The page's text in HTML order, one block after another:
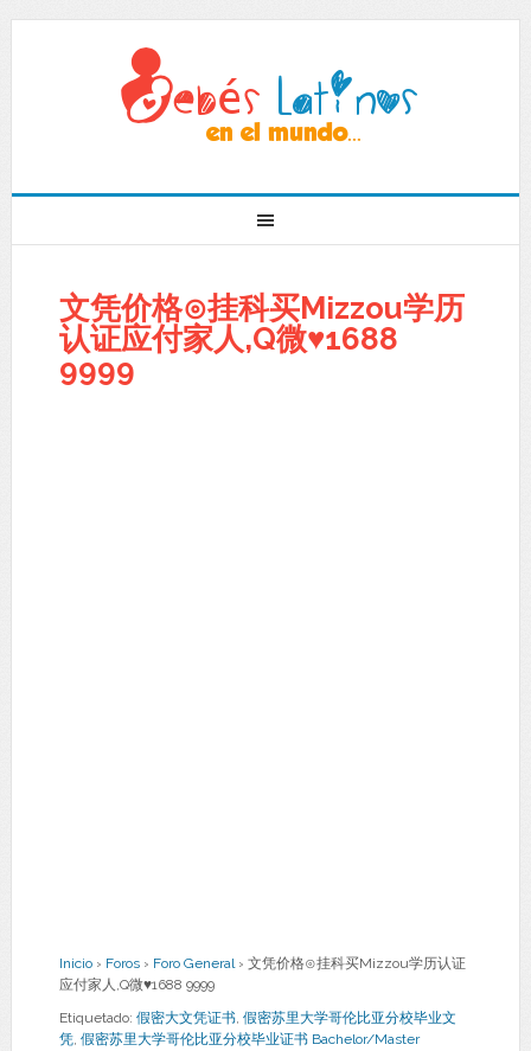
文凭价格⊙挂科买Mizzou学历
认证应付家人,Q微♥1688
9999
Inicio › Foros › Foro General › 文凭价格⊙挂科买Mizzou学历认证
应付家人,Q微♥1688 9999
Etiquetado: 假密大文凭证书, 假密苏里大学哥伦比亚分校毕业文
凭, 假密苏里大学哥伦比亚分校毕业证书 Bachelor/Master